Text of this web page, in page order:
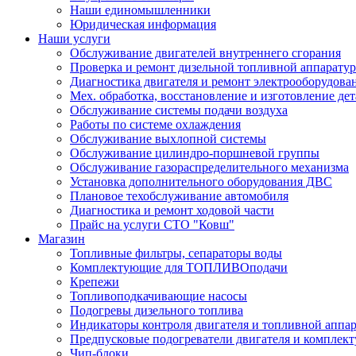
Наши единомышленники
Юридическая информация
Наши услуги
Обслуживание двигателей внутреннего сгорания
Проверка и ремонт дизельной топливной
Диагностика двигателя и ремонт
Мех. обработка, восстановление и изготовление
Обслуживание системы подачи воздуха
Работы по системе охлаждения
Обслуживание выхлопной системы
Обслуживание цилиндро-поршневой группы
Обслуживание газораспределительного механизма
Установка дополнительного оборудования ДВС
Плановое техобслуживание автомобиля
Диагностика и ремонт ходовой части
Прайс на услуги СТО "Ковш"
Магазин
Топливные фильтры, сепараторы воды
Комплектующие для ТОПЛИВОподачи
Крепежи
Топливоподкачивающие насосы
Подогревы дизельного топлива
Индикаторы контроля двигателя и топливной
Предпусковые подогреватели двигателя и
Чип-блоки